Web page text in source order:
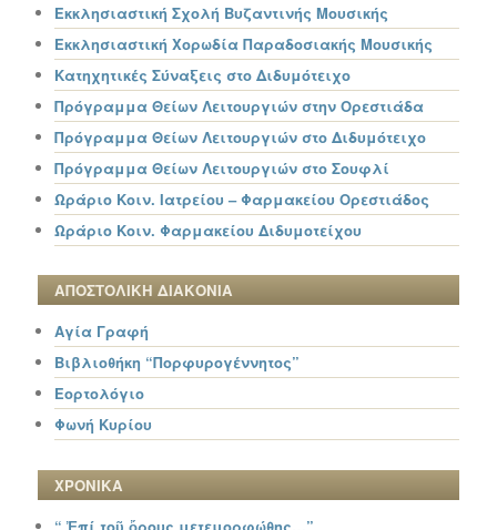
Εκκλησιαστική Σχολή Βυζαντινής Μουσικής
Εκκλησιαστική Χορωδία Παραδοσιακής Μουσικής
Κατηχητικές Σύναξεις στο Διδυμότειχο
Πρόγραμμα Θείων Λειτουργιών στην Ορεστιάδα
Πρόγραμμα Θείων Λειτουργιών στο Διδυμότειχο
Πρόγραμμα Θείων Λειτουργιών στο Σουφλί
Ωράριο Κοιν. Ιατρείου – Φαρμακείου Ορεστιάδος
Ωράριο Κοιν. Φαρμακείου Διδυμοτείχου
ΑΠΟΣΤΟΛΙΚΗ ΔΙΑΚΟΝΙΑ
Αγία Γραφή
Βιβλιοθήκη “Πορφυρογέννητος”
Εορτολόγιο
Φωνή Κυρίου
ΧΡΟΝΙΚΑ